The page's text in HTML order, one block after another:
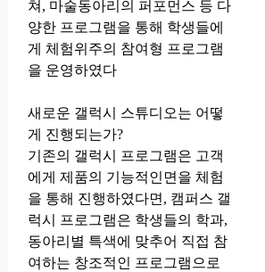
쳐, 마술동아리의 퍼포먼스 등 다
양한 프로그램을 통해 학생들에
게 체험위주의 참여형 프로그램
을 운영하였다
새로운 갤럭시 스튜디오는 어떻
게 진행되는가?
기존의 갤럭시 프로그램은 고객
에게 제품의 기능적인면을 체험
을 통해 진행하였다면, 캠퍼스 갤
럭시 프로그램은 학생들의 학과,
동아리별 특색에 맞추어 직접 참
여하는 창조적인 프로그램으로